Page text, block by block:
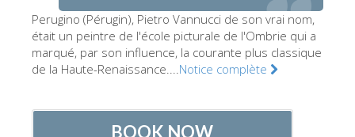
Les autres Musées
Le Musée national du Bargello
Galerie de l'Académie
Les Chapelles Médicis
Perugino (Pérugin), Pietro Vannucci de son vrai nom,
était un peintre de l'école picturale de l'Ombrie qui a
marqué, par son influence, la courante plus classique
de la Haute-Renaissance....Notice complète